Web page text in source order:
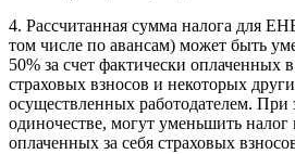
4. Рассчитанная сумма налога для
том числе по авансам) может быть
50% за счет фактически оплаченных
страховых взносов и некоторых
осуществленных работодателем.
одиночестве, могут уменьшить
оплаченных за себя страховых